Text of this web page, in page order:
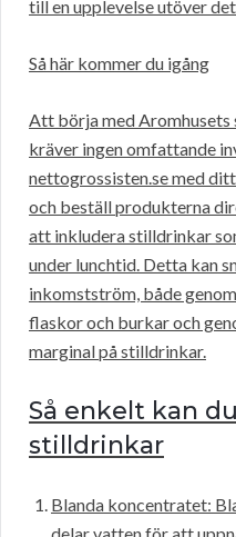
till en upplevelse utöver
Så här kommer du igång
Att börja med
kräver ingen omfattande
nettogrossisten.se med
och beställ produkterna
att inkludera stilldrinkar
under lunchtid. Detta kan
inkomstström, både
flaskor och burkar och
marginal på stilldrinkar.
Så enkelt kan
stilldrinkar
Blanda koncentratet: